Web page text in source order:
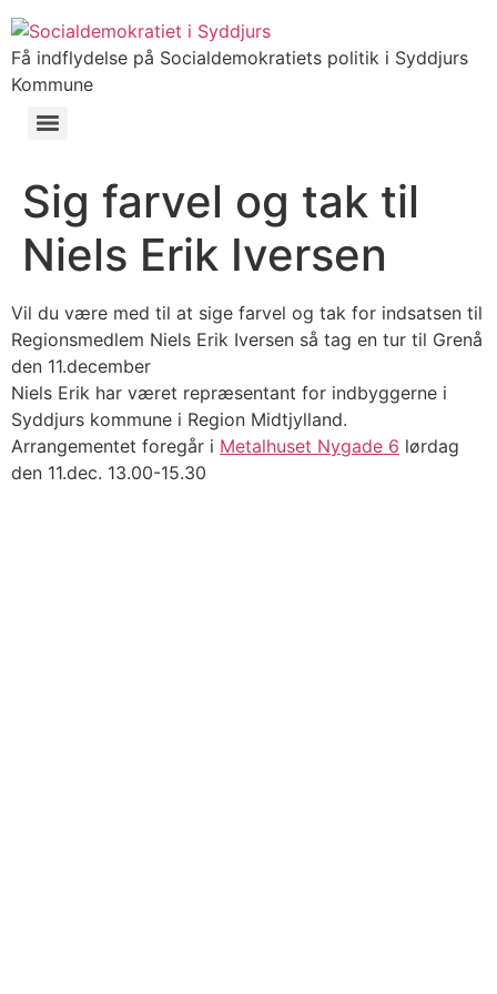
Få indflydelse på Socialdemokratiets politik i Syddjurs
Kommune
Sig farvel og tak til
Niels Erik Iversen
Vil du være med til at sige farvel og tak for indsatsen til
Regionsmedlem Niels Erik Iversen så tag en tur til Grenå
den 11.december
Niels Erik har været repræsentant for indbyggerne i
Syddjurs kommune i Region Midtjylland.
Arrangementet foregår i Metalhuset Nygade 6 lørdag
den 11.dec. 13.00-15.30